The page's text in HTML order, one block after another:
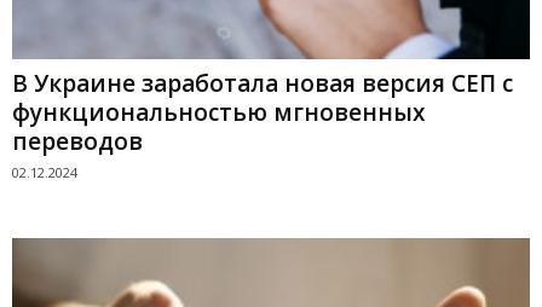
В Украине заработала новая версия СЕП с
функциональностью мгновенных
переводов
02.12.2024